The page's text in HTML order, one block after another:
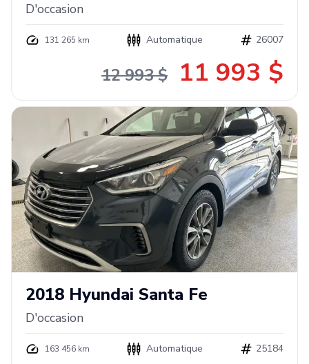
D'occasion
131 265 km Automatique 26007
12 993 $ 11 993 $
2018 Hyundai Santa Fe
D'occasion
163 456 km Automatique 25184